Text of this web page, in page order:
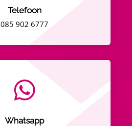
Telefoon
085 902 6777

Whatsapp